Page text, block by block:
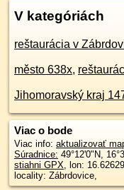
V kategóriách
reštaurácia v
město 638x,
Jihomoravský kraj
Viac o bode
Viac info: aktualizovať
Súradnice: 49°12'0"N,
stiahni GPX, lon:
locality: Zábrdovice,